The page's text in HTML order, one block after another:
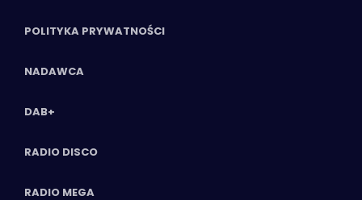
POLITYKA PRYWATNOŚCI
NADAWCA
DAB+
RADIO DISCO
RADIO MEGA